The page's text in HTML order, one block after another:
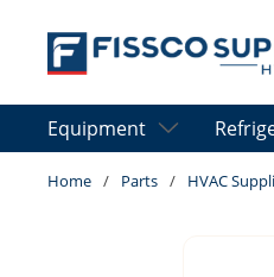
Skip to main content
Equipment
Home / Parts / HVAC